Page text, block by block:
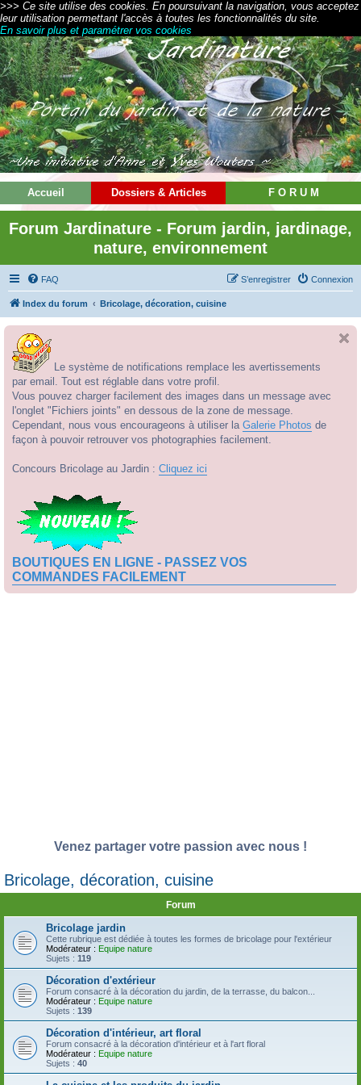
>>> Ce site utilise des cookies. En poursuivant la navigation, vous acceptez
leur utilisation permettant l'accès à toutes les fonctionnalités du site.
En savoir plus et paramétrer vos cookies
Accueil Dossiers & Articles F O R U M
Forum Jardinature - Forum jardin, jardinage,
nature, environnement
FAQ Connexion
S’enregistrer
Index du forum Bricolage, décoration, cuisine
Le système de notifications remplace les avertissements
par email. Tout est réglable dans votre profil.
Vous pouvez charger facilement des images dans un message avec
l'onglet "Fichiers joints" en dessous de la zone de message.
Cependant, nous vous encourageons à utiliser la Galerie Photos de
façon à pouvoir retrouver vos photographies facilement.
Concours Bricolage au Jardin : Cliquez ici
BOUTIQUES EN LIGNE - PASSEZ VOS
COMMANDES FACILEMENT
Venez partager votre passion avec nous !
Bricolage, décoration, cuisine
Forum
Bricolage jardin
Cette rubrique est dédiée à toutes les formes de bricolage pour l'extérieur
Modérateur : Equipe nature
Sujets : 119
Décoration d'extérieur
Forum consacré à la décoration du jardin, de la terrasse, du balcon...
Modérateur : Equipe nature
Sujets : 139
Décoration d'intérieur, art floral
Forum consacré à la décoration d'intérieur et à l'art floral
Modérateur : Equipe nature
Sujets : 40